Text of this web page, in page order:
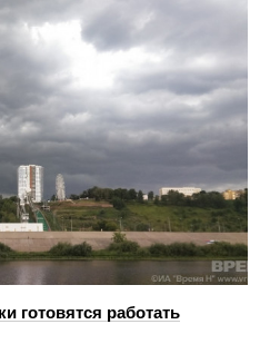
готовятся работать